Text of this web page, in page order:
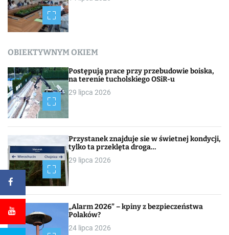
OBIEKTYWNYM OKIEM
Postępują prace przy przebudowie boiska,
na terenie tucholskiego OSiR-u
29 lipca 2026
Przystanek znajduje sie w świetnej kondycji,
tylko ta przeklęta droga…
29 lipca 2026
„Alarm 2026” – kpiny z bezpieczeństwa
Polaków?
24 lipca 2026